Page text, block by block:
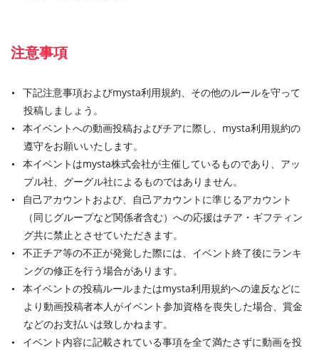
注意事項
下記注意事項およびmysta利用規約、その他のルールを守って
投稿しましょう。
本イベントへの動画投稿およびチアに際し、mysta利用規約の
遵守をお願いいたします。
本イベントはmysta株式会社が主催しているものであり、アッ
プル社、グーグル社によるものではありません。
自己アカウントおよび、自己アカウントに準じるアカウント
（同じグループなど関係者含む）への応援はチア・ギフティン
グ共に禁止とさせていただきます。
不正チア等の不正が発覚した際には、イベント終了後にランキ
ングの修正を行う場合があります。
本イベントの投稿ルールまたはmysta利用規約への違反などに
より動画投稿者本人がイベント参加資格を喪失した場合、賞金
などのお支払いは致しかねます。
イベント内容に記載されている事項を全て満たさずに動画を投